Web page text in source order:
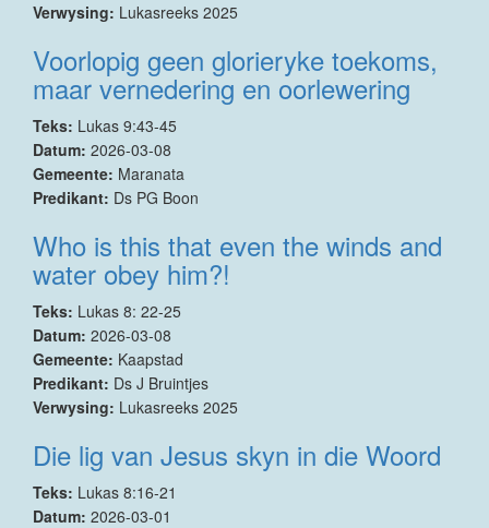
Verwysing: Lukasreeks 2025
Voorlopig geen glorieryke toekoms,
maar vernedering en oorlewering
Teks: Lukas 9:43-45
Datum: 2026-03-08
Gemeente: Maranata
Predikant: Ds PG Boon
Who is this that even the winds and
water obey him?!
Teks: Lukas 8: 22-25
Datum: 2026-03-08
Gemeente: Kaapstad
Predikant: Ds J Bruintjes
Verwysing: Lukasreeks 2025
Die lig van Jesus skyn in die Woord
Teks: Lukas 8:16-21
Datum: 2026-03-01